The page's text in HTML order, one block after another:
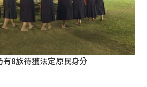
有8族待獲法定原民身分